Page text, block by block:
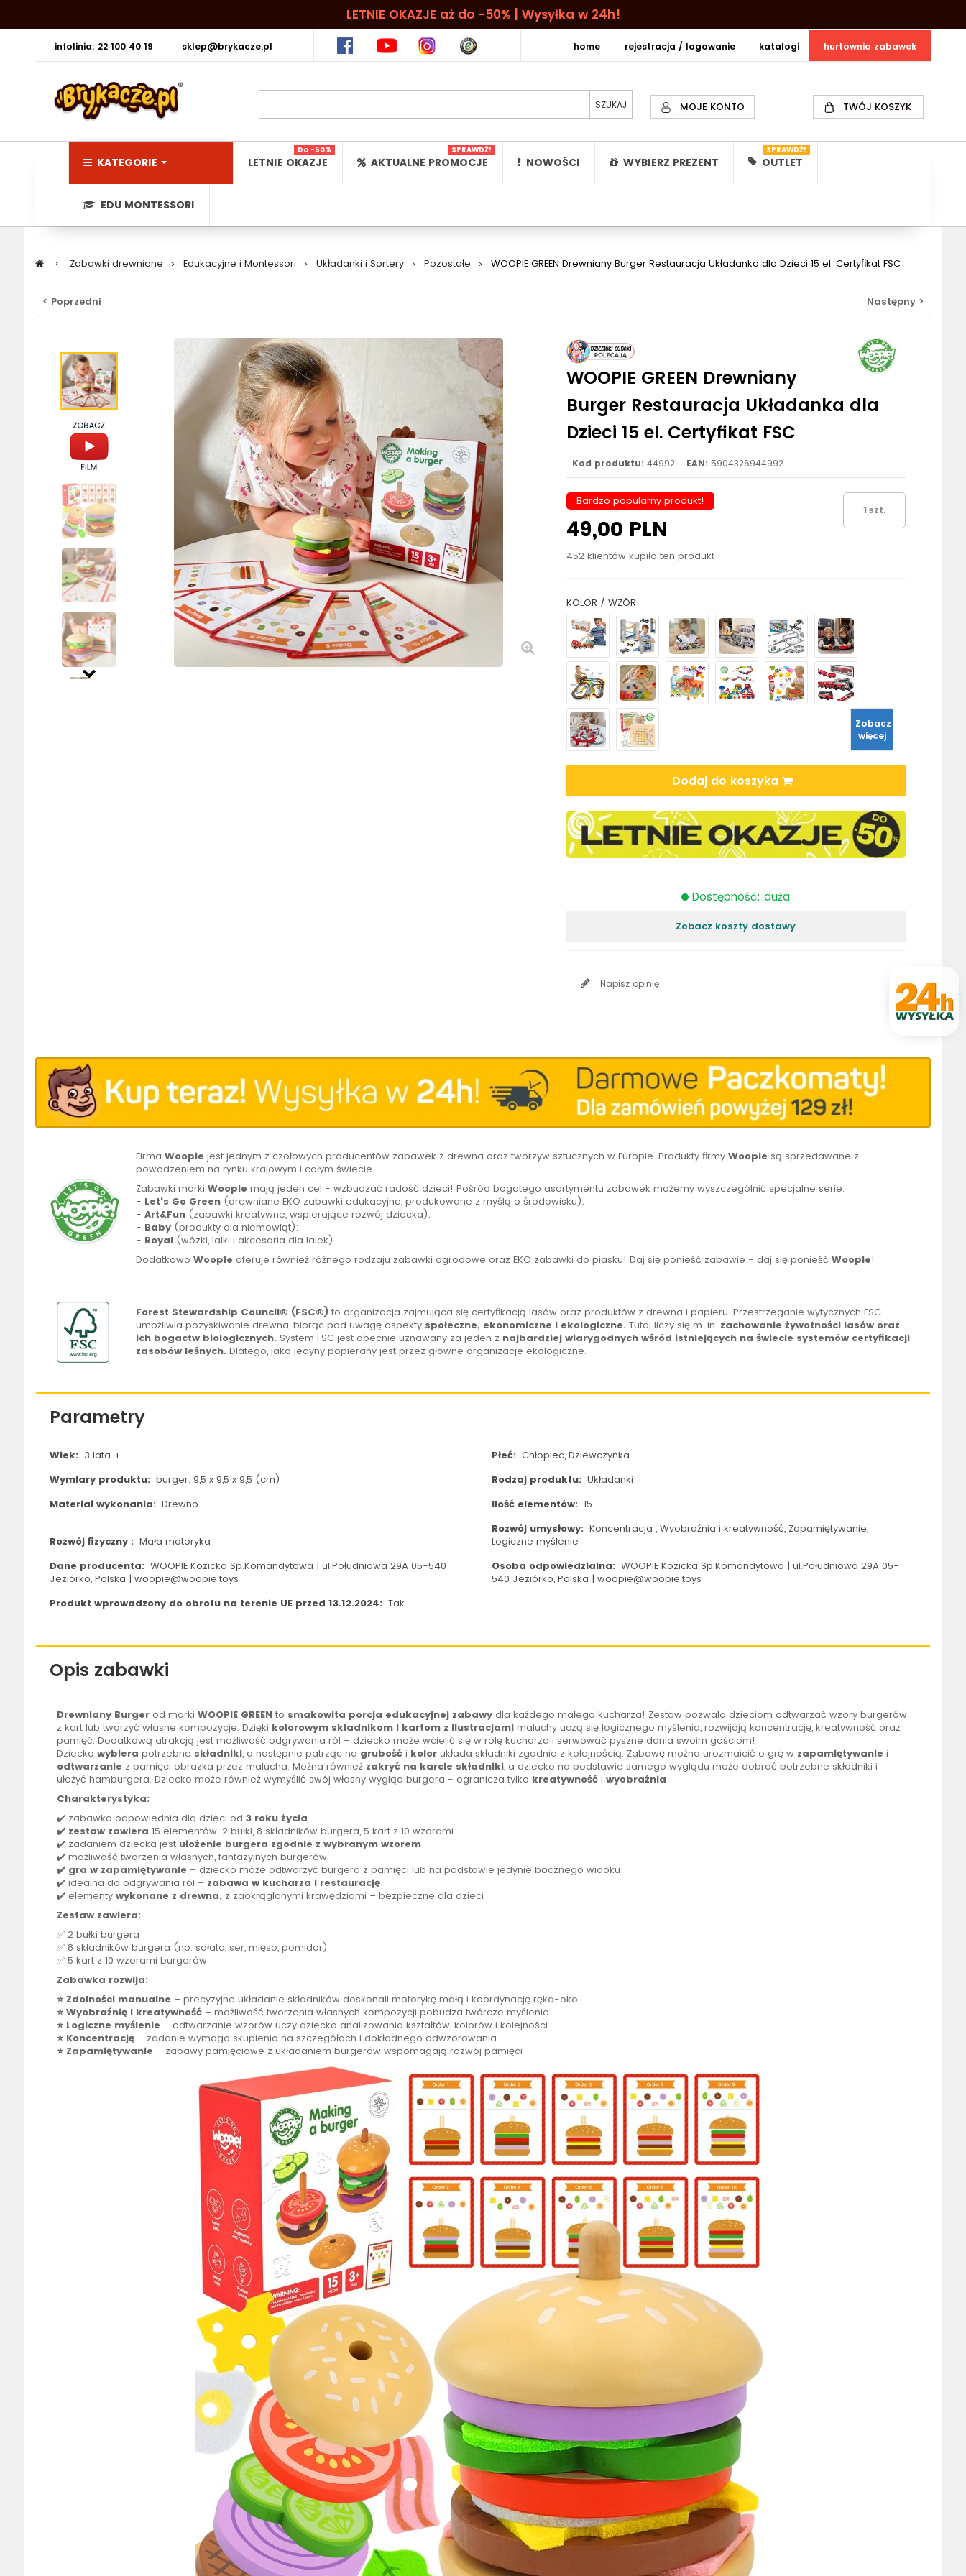
LETNIE OKAZJE aż do -50% | Wysyłka w 24h!
infolinia: 22 100 40 19 sklep@brykacze.pl hurtownia zabawek
katalogi
rejestracja / logowanie
home
MOJE KONTO TWÓJ KOSZYK
KATEGORIE LETNIE OKAZJE
Do -50%
AKTUALNE PROMOCJE
SPRAWDŹ!
NOWOŚCI WYBIERZ PREZENT OUTLET
SPRAWDŹ!
EDU MONTESSORI
> Zabawki drewniane > Edukacyjne i Montessori > Układanki i Sortery > Pozostałe > WOOPIE GREEN Drewniany Burger Restauracja Układanka dla Dzieci 15 el. Certyfikat FSC
< Poprzedni Następny >
WOOPIE GREEN Drewniany
Burger Restauracja Układanka dla
Dzieci 15 el. Certyfikat FSC
Kod produktu: 44992 EAN: 5904326944992
Bardzo popularny produkt!
49,00 PLN
452 klientów kupiło ten produkt
szt.
KOLOR / WZÓR
Zobacz
więcej
Dodaj do koszyka
Dostępność: duża
Zobacz koszty dostawy
Napisz opinię
FirmaWoopiejest jednym z czołowych producentów zabawek z drewna oraz tworzyw sztucznych w Europie. Produkty firmyWoopie są sprzedawane z
powodzeniem na rynku krajowym i całym świecie.
Zabawki markiWoopie mają jeden cel - wzbudzać radość dzieci! Pośród bogatego asortymentu zabawek możemy wyszczególnić specjalne serie:
- Let's Go Green (drewniane EKO zabawki edukacyjne, produkowane z myślą o środowisku);
-Art&Fun (zabawki kreatywne, wspierające rozwój dziecka);
- Baby (produkty dla niemowląt);
- Royal (wózki, lalki i akcesoria dla lalek).
DodatkowoWoopie oferuje również różnego rodzaju zabawki ogrodowe oraz EKO zabawki do piasku! Daj się ponieść zabawie - daj się ponieśćWoopie!
Forest Stewardship Council® (FSC®) to organizacja zajmująca się certyfikacją lasów oraz produktów z drewna i papieru. Przestrzeganie wytycznych FSC
umożliwia pozyskiwanie drewna, biorąc pod uwagę aspekty społeczne, ekonomiczne i ekologiczne. Tutaj liczy się m. in. zachowanie żywotności lasów oraz
ich bogactw biologicznych. System FSC jest obecnie uznawany za jeden z najbardziej wiarygodnych wśród istniejących na świecie systemów certyfikacji
zasobów leśnych. Dlatego, jako jedyny popierany jest przez główne organizacje ekologiczne.
Parametry
Wiek: 3 lata + Płeć: Chłopiec, Dziewczynka
Wymiary produktu: burger: 9,5 x 9,5 x 9,5 (cm) Rodzaj produktu: Układanki
Materiał wykonania: Drewno Ilość elementów: 15
Rozwój fizyczny : Mała motoryka
Rozwój umysłowy: Koncentracja , Wyobraźnia i kreatywność, Zapamiętywanie,
Logiczne myślenie
Dane producenta: WOOPIE Kozicka Sp.Komandytowa | ul.Południowa 29A 05-540
Jeziórko, Polska | woopie@woopie.toys
Osoba odpowiedzialna: WOOPIE Kozicka Sp.Komandytowa | ul.Południowa 29A 05-
540 Jeziórko, Polska | woopie@woopie.toys
Produkt wprowadzony do obrotu na terenie UE przed 13.12.2024: Tak
Opis zabawki
Drewniany Burgerod marki WOOPIEGREENto smakowita porcja edukacyjnej zabawydla każdego małego kucharza! Zestaw pozwala dzieciom odtwarzać wzory burgerów
z kart lub tworzyć własne kompozycje. Dzięki kolorowym składnikom i kartom z ilustracjamimaluchy uczą się logicznego myślenia, rozwijają koncentrację, kreatywność oraz
pamięć. Dodatkową atrakcją jest możliwość odgrywania ról – dziecko może wcielić się w rolę kucharza i serwować pyszne dania swoim gościom!
Dziecko wybiera potrzebne składniki, a następnie patrząc na grubośći kolorukłada składniki zgodnie z kolejnością. Zabawę można urozmaicić o grę w zapamiętywanie i
odtwarzanie z pamięci obrazka przez malucha. Można również zakryć na karcie składniki, a dziecko na podstawie samego wyglądu może dobrać potrzebne składniki i
ułożyć hamburgera. Dziecko może również wymyślić swój własny wygląd burgera - ogranicza tylko kreatywnośći wyobraźnia
Charakterystyka:
✔️ zabawka odpowiednia dla dzieci od 3 roku życia
✔️ zestaw zawiera 15 elementów: 2 bułki, 8 składników burgera, 5 kart z 10 wzorami
✔️ zadaniem dziecka jest ułożenie burgera zgodnie z wybranym wzorem
✔️ możliwość tworzenia własnych, fantazyjnych burgerów
✔️ gra w zapamiętywanie – dziecko może odtworzyć burgera z pamięci lub na podstawie jedynie bocznego widoku
✔️ idealna do odgrywania ról – zabawa w kucharza i restaurację
✔️ elementy wykonane z drewna,z zaokrąglonymi krawędziami – bezpieczne dla dzieci
Zestaw zawiera:
✅ 2 bułki burgera
✅ 8 składników burgera (np. sałata, ser, mięso, pomidor)
✅ 5 kart z 10 wzorami burgerów
Zabawka rozwija:
⭐ Zdolności manualne – precyzyjne układanie składników doskonali motorykę małą i koordynację ręka-oko
⭐ Wyobraźnię i kreatywność– możliwość tworzenia własnych kompozycji pobudza twórcze myślenie
⭐ Logiczne myślenie – odtwarzanie wzorów uczy dziecko analizowania kształtów, kolorów i kolejności
⭐ Koncentrację– zadanie wymaga skupienia na szczegółach i dokładnego odwzorowania
⭐ Zapamiętywanie – zabawy pamięciowe z układaniem burgerów wspomagają rozwój pamięci